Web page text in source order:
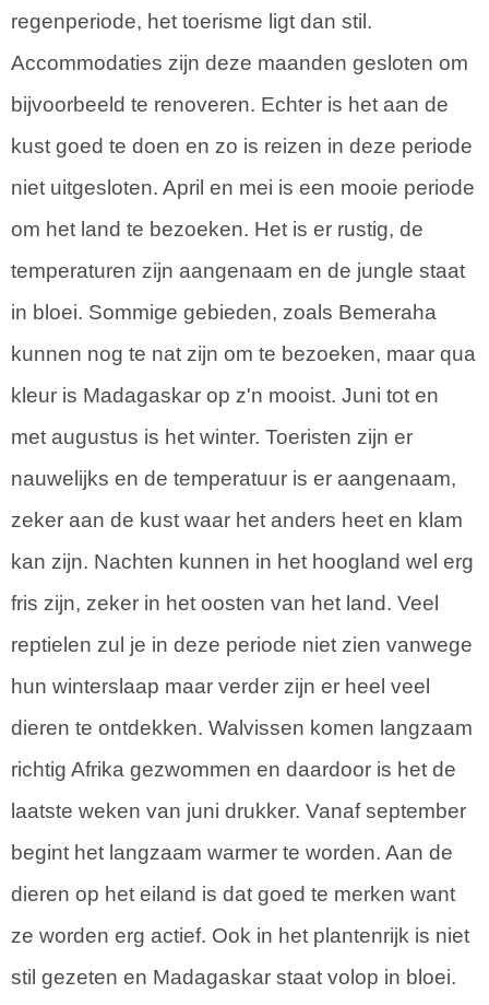
regenperiode, het toerisme ligt dan stil.
Accommodaties zijn deze maanden gesloten om
bijvoorbeeld te renoveren. Echter is het aan de
kust goed te doen en zo is reizen in deze periode
niet uitgesloten. April en mei is een mooie periode
om het land te bezoeken. Het is er rustig, de
temperaturen zijn aangenaam en de jungle staat
in bloei. Sommige gebieden, zoals Bemeraha
kunnen nog te nat zijn om te bezoeken, maar qua
kleur is Madagaskar op z'n mooist. Juni tot en
met augustus is het winter. Toeristen zijn er
nauwelijks en de temperatuur is er aangenaam,
zeker aan de kust waar het anders heet en klam
kan zijn. Nachten kunnen in het hoogland wel erg
fris zijn, zeker in het oosten van het land. Veel
reptielen zul je in deze periode niet zien vanwege
hun winterslaap maar verder zijn er heel veel
dieren te ontdekken. Walvissen komen langzaam
richtig Afrika gezwommen en daardoor is het de
laatste weken van juni drukker. Vanaf september
begint het langzaam warmer te worden. Aan de
dieren op het eiland is dat goed te merken want
ze worden erg actief. Ook in het plantenrijk is niet
stil gezeten en Madagaskar staat volop in bloei.